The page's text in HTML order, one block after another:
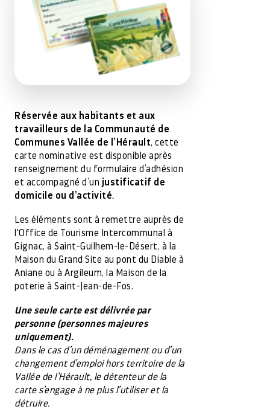
Réservée aux habitants et aux
travailleurs de la Communauté de
Communes Vallée de l’Hérault, cette
carte nominative est disponible après
renseignement du formulaire d’adhésion
et accompagné d’un justificatif de
domicile ou d’activité.
Les éléments sont à remettre auprès de
l'Office de Tourisme Intercommunal à
Gignac, à Saint-Guilhem-le-Désert, à la
Maison du Grand Site au pont du Diable à
Aniane ou à Argileum, la Maison de la
poterie à Saint-Jean-de-Fos.
Une seule carte est délivrée par
personne (personnes majeures
uniquement).
Dans le cas d’un déménagement ou d’un
changement d’emploi hors territoire de la
Vallée de l’Hérault, le détenteur de la
carte s’engage à ne plus l’utiliser et la
détruire.